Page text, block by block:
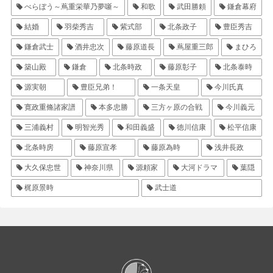
べらぼう～蔦重栄華乃夢噺～ 和歌 武田勝頼 鎌倉幕府
結婚 羽柴秀吉 紫式部 北条政子 豊臣秀吉
鎌倉武士 酒井忠次 藤原道長 蔦屋重三郎 まひろ
築山殿 鎌倉 北条時政 藤原彰子 北条泰時
源実朝 豊臣兄弟！ 一条天皇 今川氏真
寛政重脩諸家譜 本多忠勝 三方ヶ原の合戦 今川義元
三浦義村 明智光秀 和田義盛 徳川信康 松平信康
北条時房 藤原宣孝 藤原為時 浅井長政
大久保忠世 神奈川県 源頼家 大河ドラマ 葉隠
梶原景時 武士道